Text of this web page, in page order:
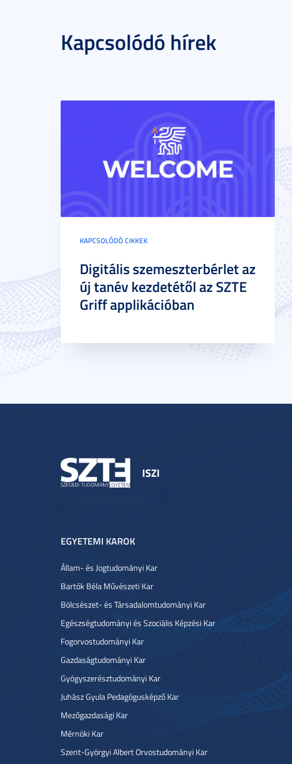
Kapcsolódó hírek
KAPCSOLÓDÓ CIKKEK
Digitális szemeszterbérlet az
új tanév kezdetétől az SZTE
Griff applikációban
EGYETEMI KAROK
Állam- és Jogtudományi Kar
Bartók Béla Művészeti Kar
Bölcsészet- és Társadalomtudományi Kar
Egészségtudományi és Szociális Képzési Kar
Fogorvostudományi Kar
Gazdaságtudományi Kar
Gyógyszerésztudományi Kar
Juhász Gyula Pedagógusképző Kar
Mezőgazdasági Kar
Mérnöki Kar
Szent-Györgyi Albert Orvostudományi Kar